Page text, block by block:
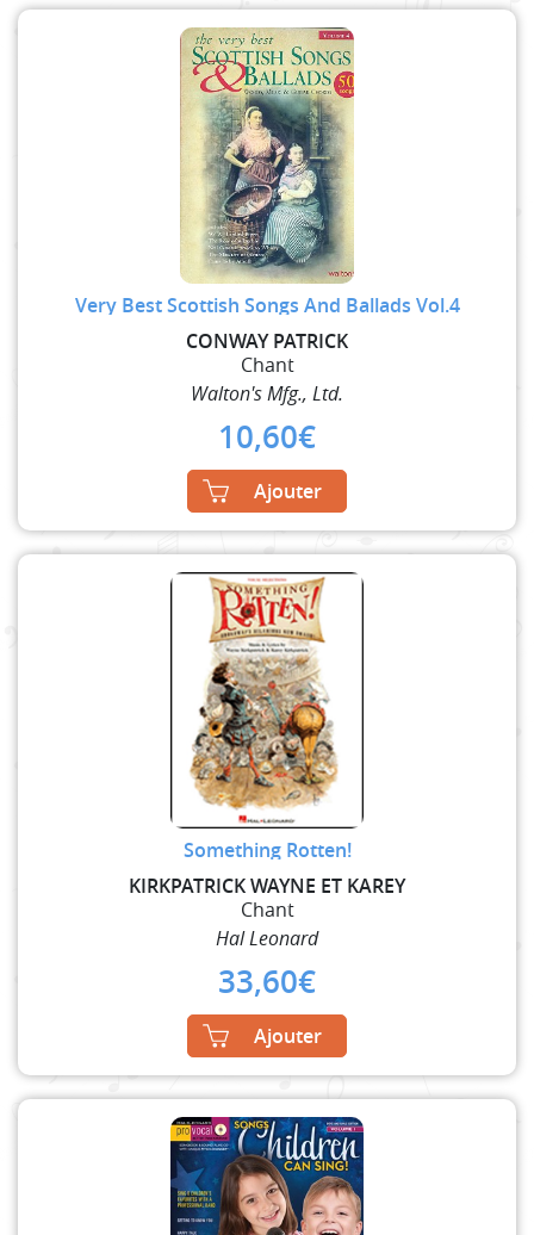
Very Best Scottish Songs And Ballads Vol.4
CONWAY PATRICK
Chant
Walton's Mfg., Ltd.
10,60€
Ajouter
Something Rotten!
KIRKPATRICK WAYNE ET KAREY
Chant
Hal Leonard
33,60€
Ajouter